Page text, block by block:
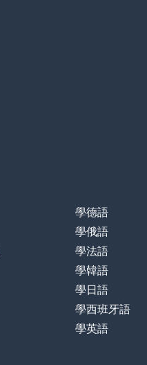
學德語
學俄語
學法語
學韓語
學日語
學西班牙語
學英語